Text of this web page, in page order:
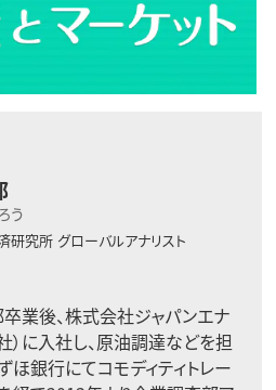
う
研究所 グローバルアナリスト
業後、株式会社ジャパンエナ
）に入社し、原油調達などを担
ほ銀行にてコモディティトレー